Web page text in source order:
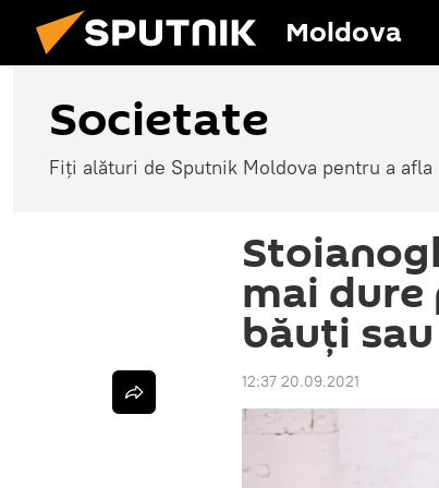
Moldova
Societate
Fiți alături de Sputnik Moldova pentru a
mai
băuți
12:37 20.09.2021